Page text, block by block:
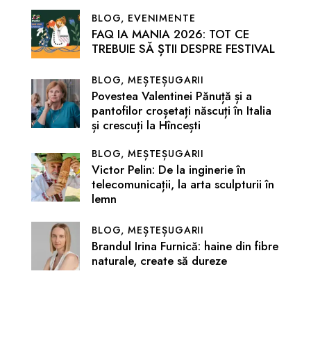
BLOG, EVENIMENTE
FAQ IA MANIA 2026: TOT CE
TREBUIE SĂ ȘTII DESPRE FESTIVAL
BLOG,MEȘTEȘUGARII
Povestea Valentinei Pănuță și a
pantofilor croșetați născuți în Italia
și crescuți la Hîncești
BLOG,MEȘTEȘUGARII
Victor Pelin: De la inginerie în
telecomunicații, la arta sculpturii în
lemn
BLOG,MEȘTEȘUGARII
Brandul Irina Furnică: haine din fibre
naturale, create să dureze